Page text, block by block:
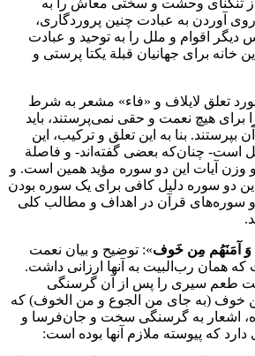
‌از‌ تنگنای‌ وحشت‌ و سختی‌ معاش‌ ‌را‌ ‌به‌
آوردن‌ ‌به‌ عبادت‌ چنین‌ پروردگاری‌،
اقوام‌ و ملل‌ ‌را‌ ‌به‌ توحید و عبادت‌
خانه‌ ‌برای‌ جهانیان‌ قبلة یکتا پرستی‌ و
تعلق‌ لایلاف‌ و «فاء» مشعر ‌به‌ شرط
‌برای‌ هیچ‌ نعمت‌ و حقی‌ نمی‌پرستند، باید
بپرستند. بنا ‌به‌ ‌این تعلق‌ و ترکیب‌، ‌این
‌است‌‌-‌ چنان‌که‌ بعضی‌ گفته‌اند‌-‌ و فاصلة
وزن‌ آیات‌ ‌این دو سوره مؤید همین‌ ‌است‌. و
دو سوره دلیل‌ کافی‌ ‌برای‌ یک‌ سوره بودن‌
و سوره‌های‌ قرآن‌ ‌در‌ اهداف‌ و مطالب‌ کلی‌
وَ آمَنَهُم‌ مِن‌ خَوف‌»: توضیح‌ و بیان‌ نعمت‌
همان‌ رب‌البیت‌ ‌به‌ آنها ارزانی‌ داشت‌.
طعم‌ سیری‌ ‌را‌ ‌پس‌ ‌از‌ ‌آن‌ گرسنگی‌
خوف‌ (به جای‌ ‌من‌ الجوع‌ و ‌من‌ الخوف‌) ‌که‌
اشعار ‌به‌ گرسنگی‌ سخت‌ و جان‌فرسا و
‌که‌ پیوسته‌ ملازم‌ آنها بوده است‌: